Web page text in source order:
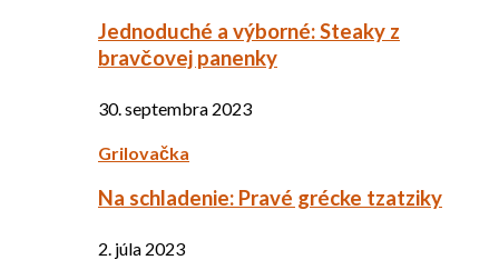
Jednoduché a výborné: Steaky z
bravčovej panenky
30. septembra 2023
Grilovačka
Na schladenie: Pravé grécke tzatziky
2. júla 2023